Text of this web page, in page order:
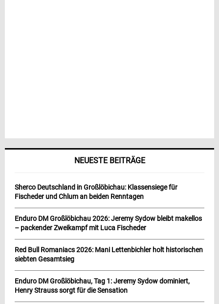
NEUESTE BEITRÄGE
Sherco Deutschland in Großlöbichau: Klassensiege für
Fischeder und Chlum an beiden Renntagen
Enduro DM Großlöbichau 2026: Jeremy Sydow bleibt makellos
– packender Zweikampf mit Luca Fischeder
Red Bull Romaniacs 2026: Mani Lettenbichler holt historischen
siebten Gesamtsieg
Enduro DM Großlöbichau, Tag 1: Jeremy Sydow dominiert,
Henry Strauss sorgt für die Sensation